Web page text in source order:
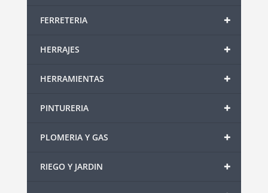
+
FERRETERIA
+
HERRAJES
+
HERRAMIENTAS
+
PINTURERIA
+
PLOMERIA Y GAS
+
RIEGO Y JARDIN